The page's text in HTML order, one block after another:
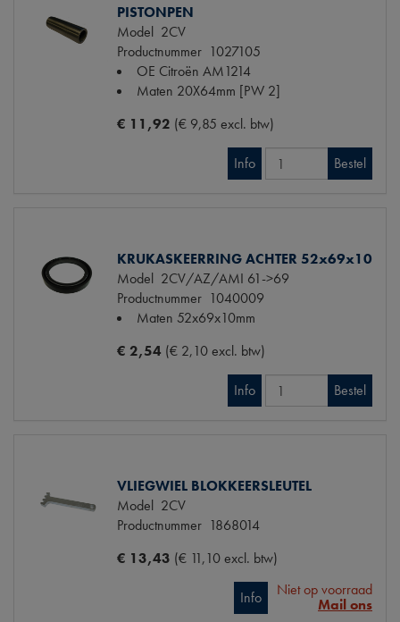
PISTONPEN
Model 2CV
Productnummer 1027105
OE Citroën AM1214
Maten 20X64mm [PW 2]
€ 11,92 (€ 9,85 excl. btw)
Info Bestel
KRUKASKEERRING ACHTER 52x69x10
Model 2CV/AZ/AMI 61->69
Productnummer 1040009
Maten 52x69x10mm
€ 2,54 (€ 2,10 excl. btw)
Info Bestel
VLIEGWIEL BLOKKEERSLEUTEL
Model 2CV
Productnummer 1868014
€ 13,43 (€ 11,10 excl. btw)
Info
Niet op voorraad
Mail ons